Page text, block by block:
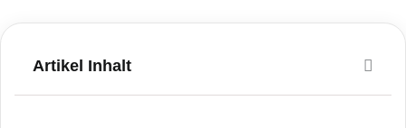
Artikel Inhalt